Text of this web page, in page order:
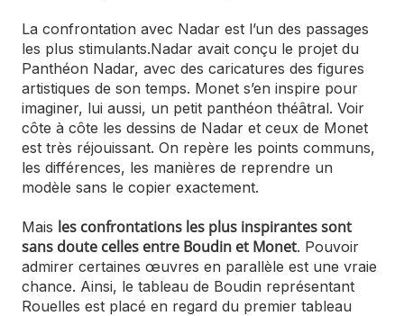
La confrontation avec Nadar est l’un des passages
les plus stimulants.Nadar avait conçu le projet du
Panthéon Nadar, avec des caricatures des figures
artistiques de son temps. Monet s’en inspire pour
imaginer, lui aussi, un petit panthéon théâtral. Voir
côte à côte les dessins de Nadar et ceux de Monet
est très réjouissant. On repère les points communs,
les différences, les manières de reprendre un
modèle sans le copier exactement.
Mais les confrontations les plus inspirantes sont
sans doute celles entre Boudin et Monet. Pouvoir
admirer certaines œuvres en parallèle est une vraie
chance. Ainsi, le tableau de Boudin représentant
Rouelles est placé en regard du premier tableau